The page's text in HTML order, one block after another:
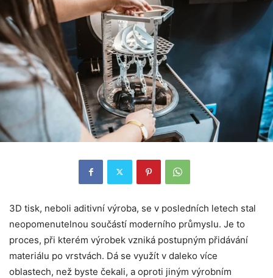
3D tisk, neboli aditivní výroba, se v posledních letech stal
neopomenutelnou součástí moderního průmyslu. Je to
proces, při kterém výrobek vzniká postupným přidávání
materiálu po vrstvách. Dá se využít v daleko více
oblastech, než byste čekali, a oproti jiným výrobním